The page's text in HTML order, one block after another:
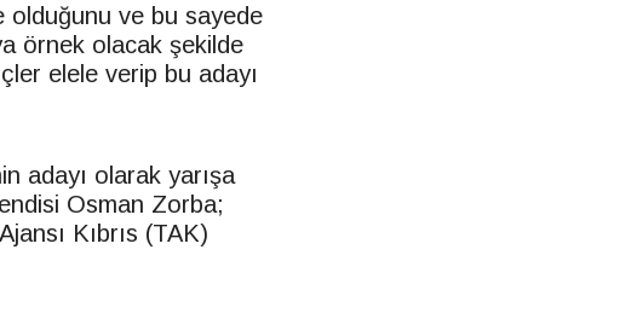
olduğunu ve bu sayede
örnek olacak şekilde
elele verip bu adayı
adayı olarak yarışa
Osman Zorba;
Kıbrıs (TAK)